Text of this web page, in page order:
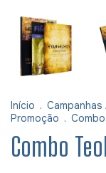
Início . Campanhas
Promoção .
Combo